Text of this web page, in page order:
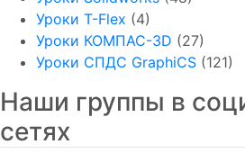
Уроки T-Flex (4)
Уроки КОМПАС-3D (27)
Уроки СПДС GraphiCS (121)
Наши группы в
сетях